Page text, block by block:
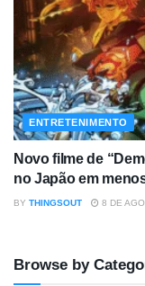
ENTRETENIMENTO
Novo filme de
no Japão em
BY THINGSOUT 8 DE
Browse by